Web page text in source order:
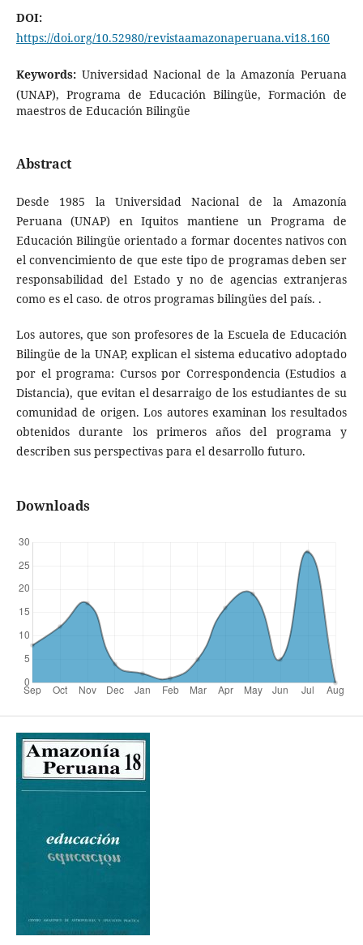
DOI:
https://doi.org/10.52980/revistaamazonaperuana.vi18.160
Keywords: Universidad Nacional de la Amazonía Peruana
(UNAP), Programa de Educación Bilingüe, Formación de
maestros de Educación Bilingüe
Abstract
Desde 1985 la Universidad Nacional de la Amazonía
Peruana (UNAP) en Iquitos mantiene un Programa de
Educación Bilingüe orientado a formar docentes nativos con
el convencimiento de que este tipo de programas deben ser
responsabilidad del Estado y no de agencias extranjeras
como es el caso. de otros programas bilingües del país. .
Los autores, que son profesores de la Escuela de Educación
Bilingüe de la UNAP, explican el sistema educativo adoptado
por el programa: Cursos por Correspondencia (Estudios a
Distancia), que evitan el desarraigo de los estudiantes de su
comunidad de origen. Los autores examinan los resultados
obtenidos durante los primeros años del programa y
describen sus perspectivas para el desarrollo futuro.
Downloads